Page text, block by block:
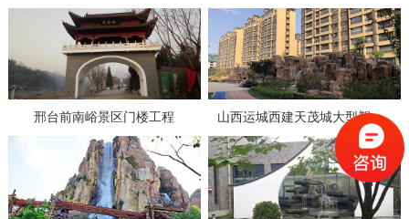
邢台前南峪景区门楼工程 山西运城西建天茂城大型塑石假山项目